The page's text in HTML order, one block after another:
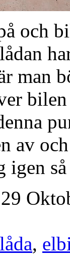
och
man
av
igen
,